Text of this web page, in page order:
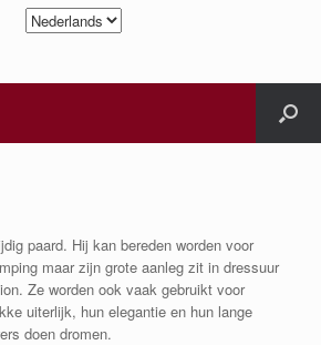
Kies
een
paard. Hij kan bereden worden voor
maar zijn grote aanleg zit in dressuur
Ze worden ook vaak gebruikt voor
uiterlijk, hun elegantie en hun lange
doen dromen.